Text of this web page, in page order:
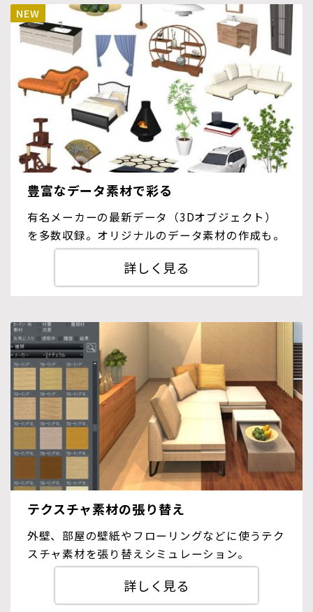
豊富なデータ素材で彩る
有名メーカーの最新データ（3Dオブジェクト）
を多数収録。オリジナルのデータ素材の作成も。
詳しく見る
テクスチャ素材の張り替え
外壁、部屋の壁紙やフローリングなどに使うテク
スチャ素材を張り替えシミュレーション。
詳しく見る